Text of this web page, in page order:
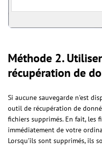
Méthode 2.
récupération de
Si aucune sauvegarde n'est
outil de récupération de
fichiers supprimés. En fait, les
immédiatement de votre
Lorsqu'ils sont supprimés, ils